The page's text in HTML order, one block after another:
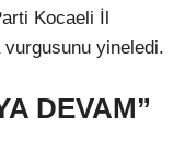
Kocaeli İl
vurgusunu yineledi.
DEVAM”